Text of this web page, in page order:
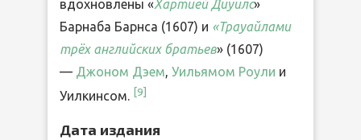
вдохновлены «Хартией Диуилс»
Барнаба Барнса (1607) и «Трауайлами
трёх английских братьев» (1607)
— Джоном Дэем, Уильямом Роули и
Уилкинсом. [9]
Дата издания